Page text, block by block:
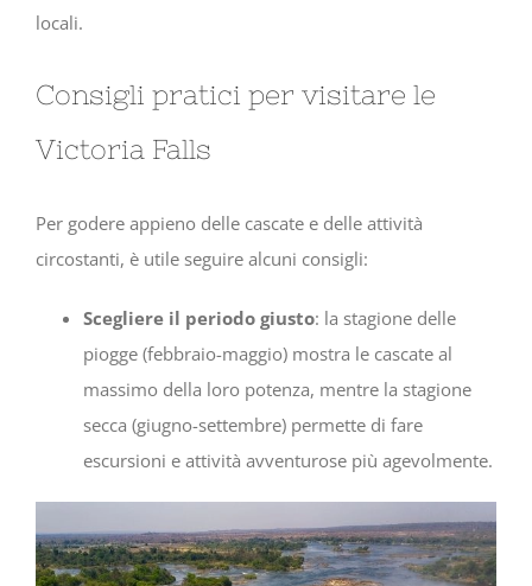
locali.
Consigli pratici per visitare le
Victoria Falls
Per godere appieno delle cascate e delle attività
circostanti, è utile seguire alcuni consigli:
Scegliere il periodo giusto: la stagione delle
piogge (febbraio-maggio) mostra le cascate al
massimo della loro potenza, mentre la stagione
secca (giugno-settembre) permette di fare
escursioni e attività avventurose più agevolmente.